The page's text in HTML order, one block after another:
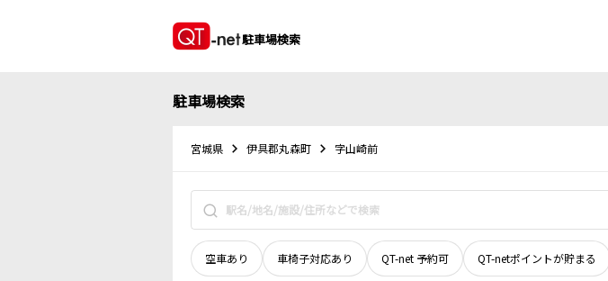
駐車場検索
駐車場検索
宮城県 伊具郡丸森町 字山崎前
空車あり 車椅子対応あり QT-net 予約可 QT-netポイントが貯まる